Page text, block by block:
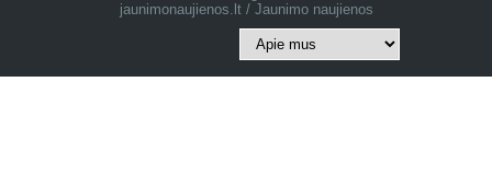
jaunimonaujienos.lt / Jaunimo naujienos